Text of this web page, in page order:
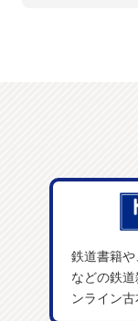
鉄道書籍
などの鉄
ンライン